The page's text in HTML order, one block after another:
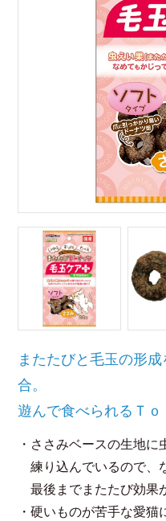
またたびと毛玉の形
合。
遊んで食べられるＴ
・ささみベースの生地
練り込んでいるので、
最後までまたたび効果
・硬いものが苦手な愛猫